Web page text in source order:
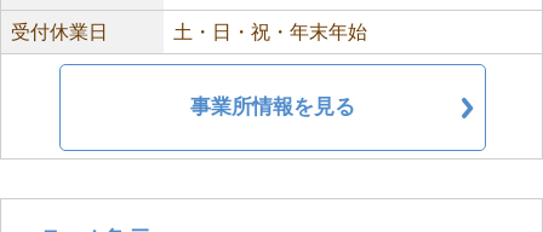
受付休業日 土・日・祝・年末年始
事業所情報を見る